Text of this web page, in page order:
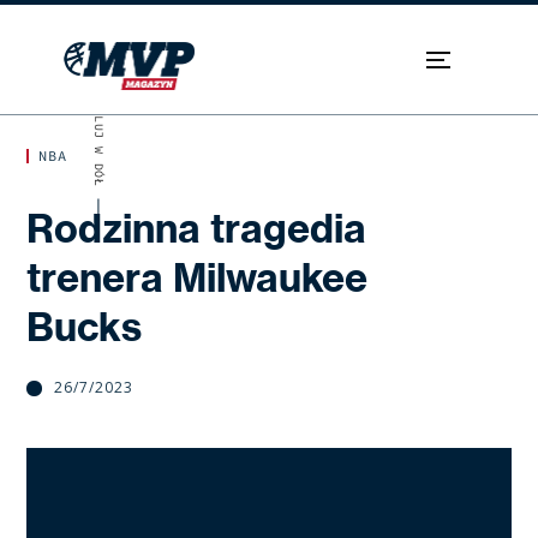
NBA
Rodzinna tragedia
trenera Milwaukee
Bucks
26/7/2023
SKROLUJ W DÓŁ